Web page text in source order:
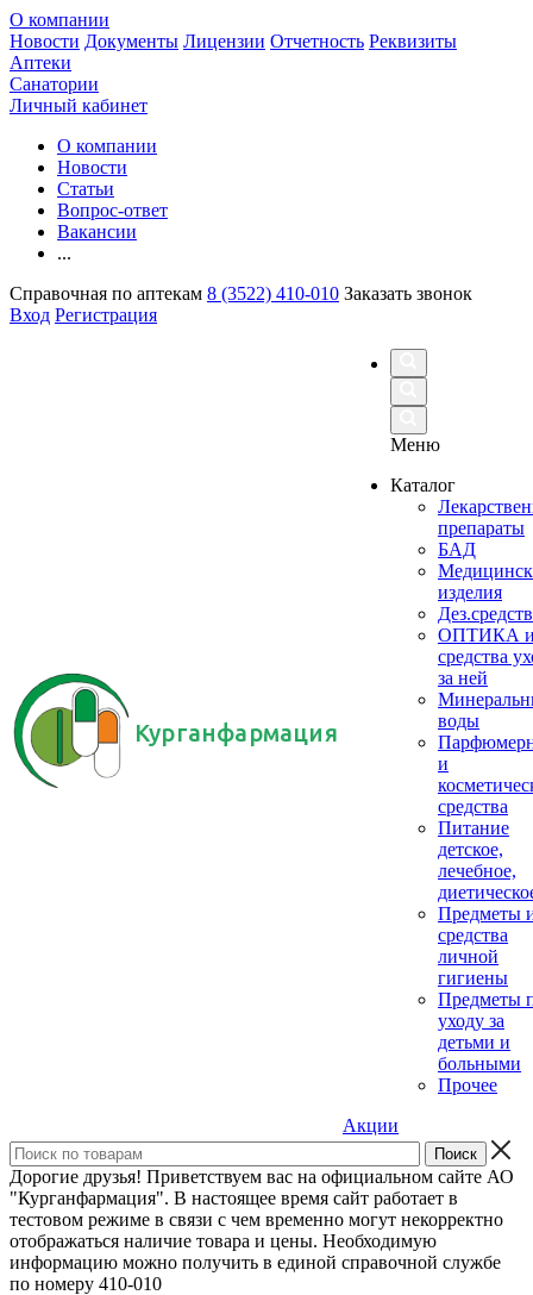
О компании
Новости Документы Лицензии Отчетность Реквизиты
Аптеки
Санатории
Личный кабинет
О компании
Новости
Статьи
Вопрос-ответ
Вакансии
...
Справочная по аптекам 8 (3522) 410-010 Заказать звонок
Вход Регистрация
Курганфармация
Меню
Каталог
препараты
БАД
изделия
ОПТИКА
средства
за ней
воды
и
средства
Питание
детское,
лечебное,
Предметы
средства
личной
гигиены
Предметы
уходу за
детьми и
больными
Прочее
Акции
Дорогие друзья! Приветствуем вас на официальном сайте АО
"Курганфармация". В настоящее время сайт работает в
тестовом режиме в связи с чем временно могут некорректно
отображаться наличие товара и цены. Необходимую
информацию можно получить в единой справочной службе
по номеру 410-010